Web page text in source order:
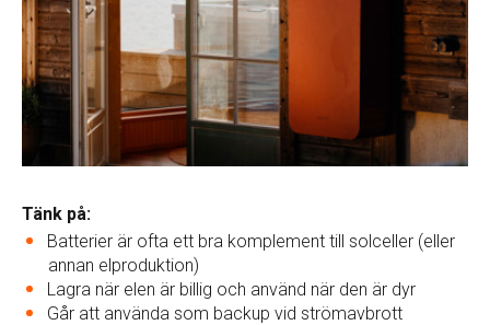
Tänk på:
Batterier är ofta ett bra komplement till solceller (eller
annan elproduktion)
Lagra när elen är billig och använd när den är dyr
Går att använda som backup vid strömavbrott